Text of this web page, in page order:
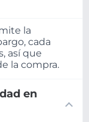
la
cada
así que
la compra.
en